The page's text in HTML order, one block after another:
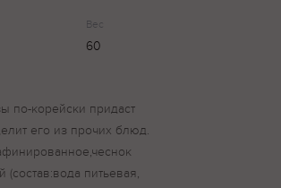
Вес
60
по-корейски придаст
его из прочих блюд.
питьевая,